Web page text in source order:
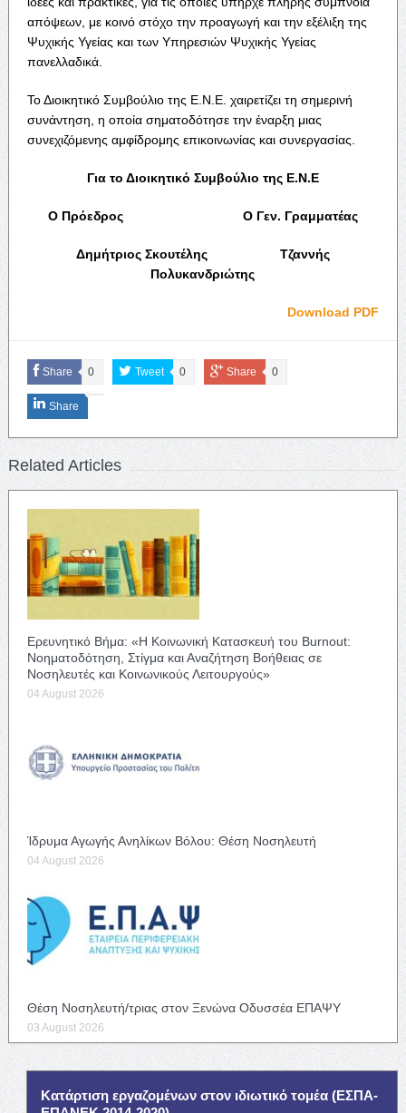
απόψεων, με κοινό στόχο την προαγωγή και την εξέλιξη της
Ψυχικής Υγείας και των Υπηρεσιών Ψυχικής Υγείας
πανελλαδικά.
Το Διοικητικό Συμβούλιο της Ε.Ν.Ε. χαιρετίζει τη σημερινή
συνάντηση, η οποία σηματοδότησε την έναρξη μιας
συνεχιζόμενης αμφίδρομης επικοινωνίας και συνεργασίας.
Για το Διοικητικό Συμβούλιο της Ε.Ν.Ε
Ο Πρόεδρος Ο Γεν. Γραμματέας
Δημήτριος Σκουτέλης Τζαννής
Πολυκανδριώτης
Download PDF
Share 0 Tweet 0 Share 0
Share
Related Articles
Ερευνητικό Βήμα: «Η Κοινωνική Κατασκευή του Burnout:
Νοηματοδότηση, Στίγμα και Αναζήτηση Βοήθειας σε
Νοσηλευτές και Κοινωνικούς Λειτουργούς»
04 August 2026
Ίδρυμα Αγωγής Ανηλίκων Βόλου: Θέση Νοσηλευτή
04 August 2026
Θέση Νοσηλευτή/τριας στον Ξενώνα Οδυσσέα ΕΠΑΨΥ
03 August 2026
Κατάρτιση εργαζομένων στον ιδιωτικό τομέα (ΕΣΠΑ-